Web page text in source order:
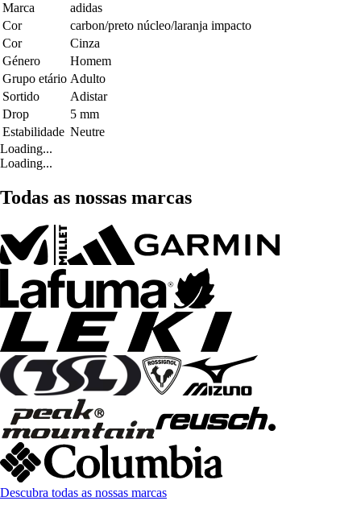
Marca
adidas
Cor
carbon/preto núcleo/laranja impacto
Cor
Cinza
Género
Homem
Grupo etário Adulto
Sortido
Adistar
Drop
5 mm
Estabilidade Neutre
Loading...
Loading...
Todas as nossas marcas
Descubra todas as nossas marcas